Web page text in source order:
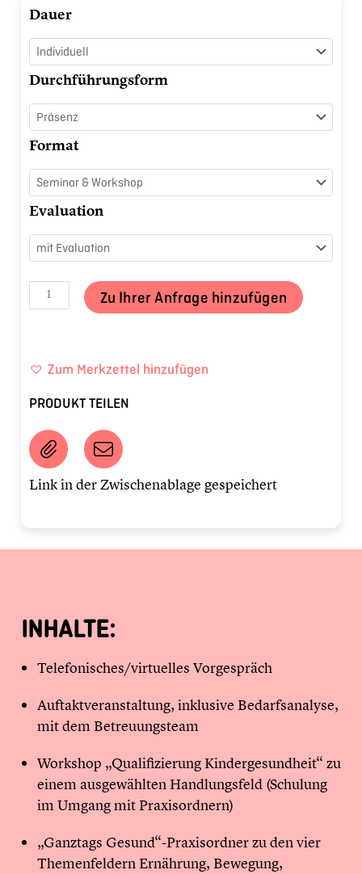
Dauer
Durchführungsform
Format
Evaluation
Ganztags
Menge
Zu Ihrer Anfrage hinzufügen
Zum Merkzettel hinzufügen
PRODUKT TEILEN
Link in der Zwischenablage gespeichert
INHALTE:
Telefonisches/virtuelles Vorgespräch
Auftaktveranstaltung, inklusive Bedarfsanalyse,
mit dem Betreuungsteam
Workshop „Qualifizierung Kindergesundheit“ zu
einem ausgewählten Handlungsfeld (Schulung
im Umgang mit Praxisordnern)
„Ganztags Gesund“-Praxisordner zu den vier
Themenfeldern Ernährung, Bewegung,